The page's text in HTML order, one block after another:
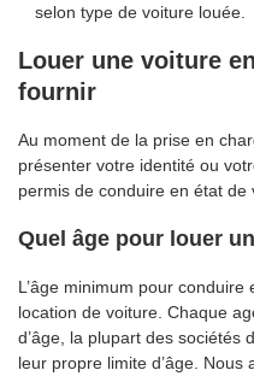
selon type de voiture louée.
Louer une voiture
fournir
Au moment de la prise en
présenter votre identité ou
permis de conduire en état de
Quel âge pour louer
L’âge minimum pour
location de voiture. Chaque
d’âge, la plupart des sociétés
leur propre limite d’âge. Nous